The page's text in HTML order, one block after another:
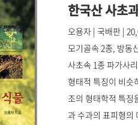
한국산 사초
오용자 | 국배판 |
모기골속 2종, 방동
사초속 1종 파가사
형태적 특징이 비슷
조의 형태학적 특징
과 수과의 표피형의